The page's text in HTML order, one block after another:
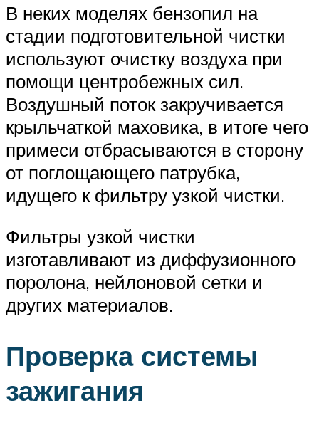
В неких моделях бензопил на
стадии подготовительной чистки
используют очистку воздуха при
помощи центробежных сил.
Воздушный поток закручивается
крыльчаткой маховика, в итоге чего
примеси отбрасываются в сторону
от поглощающего патрубка,
идущего к фильтру узкой чистки.
Фильтры узкой чистки
изготавливают из диффузионного
поролона, нейлоновой сетки и
других материалов.
Проверка системы
зажигания